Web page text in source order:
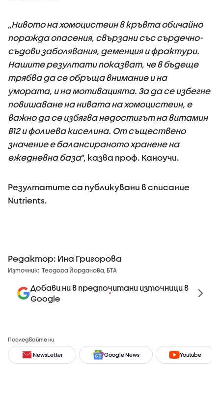
„Нивото на хомоцистеин в кръвта обичайно
поражда опасения, свързани със сърдечно-
съдови заболявания, деменция и фрактури.
Нашите резултати показват, че в бъдеще
трябва да се обръща внимание и на
умората, и на мотивацията. За да се избегне
повишаване на нивата на хомоцистеин, е
важно да се избягва недостигът на витамин
B12 и фолиева киселина. От съществено
значение е балансираното хранене на
ежедневна база“, казва проф. Каноучи.
Резултатите са публикувани в списание
Nutrients.
Редактор: Ина Григорова
Източник: Теодора Йорданова, БТА
Добави ни в предпочитани източници в
Google
Последвайте ни
NewsLetter Google News Youtube